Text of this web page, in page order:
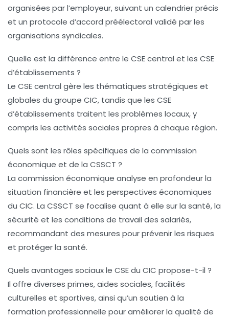
organisées par l’employeur, suivant un calendrier précis
et un protocole d’accord préélectoral validé par les
organisations syndicales.
Quelle est la différence entre le CSE central et les CSE
d’établissements ?
Le CSE central gère les thématiques stratégiques et
globales du groupe CIC, tandis que les CSE
d’établissements traitent les problèmes locaux, y
compris les activités sociales propres à chaque région.
Quels sont les rôles spécifiques de la commission
économique et de la CSSCT ?
La commission économique analyse en profondeur la
situation financière et les perspectives économiques
du CIC. La CSSCT se focalise quant à elle sur la santé, la
sécurité et les conditions de travail des salariés,
recommandant des mesures pour prévenir les risques
et protéger la santé.
Quels avantages sociaux le CSE du CIC propose-t-il ?
Il offre diverses primes, aides sociales, facilités
culturelles et sportives, ainsi qu’un soutien à la
formation professionnelle pour améliorer la qualité de